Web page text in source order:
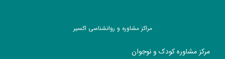
مراکز مشاوره و روانشناسی اکسیر
مرکز مشاوره کودک و نوجوان